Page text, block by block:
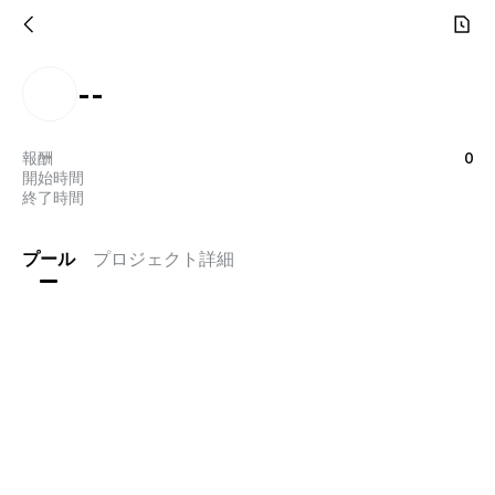
--
報酬
0
開始時間
終了時間
プール プロジェクト詳細